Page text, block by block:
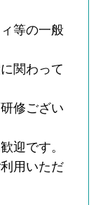
等の一般
関わって
修ござい
迎です。
用いただ